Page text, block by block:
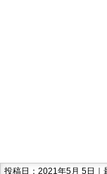
投稿日：2021年5月 5日｜